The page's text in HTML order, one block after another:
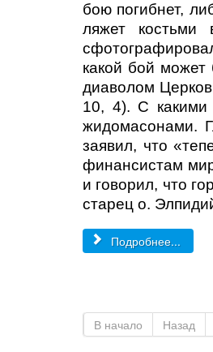
бою погибнет,
ляжет
какой бой
диаволом
10, 4). С какими
жидомасонами.
заявил, что
финансистам
и говорил, что
старец о.
Подробнее...
В начало Назад